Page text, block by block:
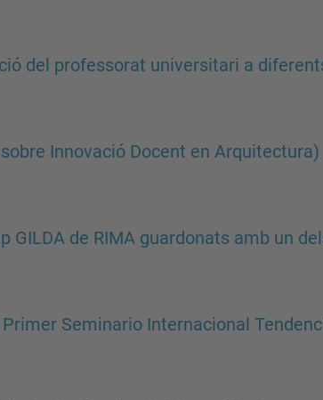
del professorat universitari a
Innovació Docent en Arquitectura)
GILDA de RIMA guardonats amb un
Primer Seminario Internacional